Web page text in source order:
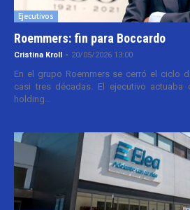
Ejecutivos
Roemmers: fin para Boccardo
Cristina Kroll - 20/05/2026 13:00
En el grupo Roemmers se cerró el ciclo
casi tres décadas. El ejecutivo actuaba
holding...